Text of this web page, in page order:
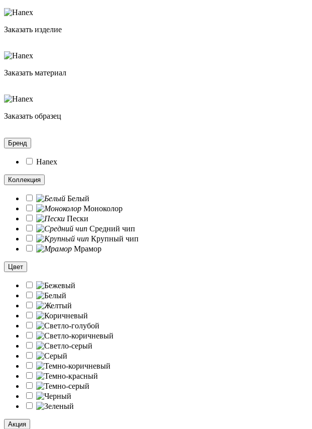
Заказать изделие
Заказать материал
Заказать образец
Бренд
Hanex
Коллекция
Белый
Моноколор
Пески
Средний чип
Крупный чип
Мрамор
Цвет
Акция